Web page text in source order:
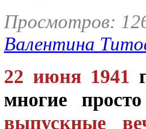
Просмотров:
Валентина
22 июня 1941
многие
выпускные